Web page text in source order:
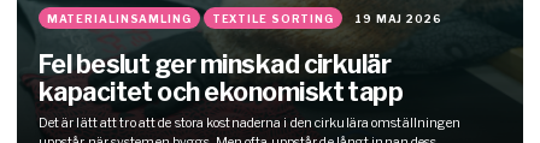
MATERIALINSAMLING TEXTILE SORTING 19 MAJ 2026
Fel beslut ger minskad cirkulär
kapacitet och ekonomiskt tapp
Det är lätt att tro att de stora kostnaderna i den cirkulära omställningen